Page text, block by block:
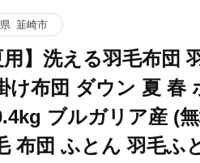
ア産 (無地 グレー) ダウンケット 羽毛
20743653]
韮崎市
用】洗える羽毛布団
け布団 ダウン 夏 春
ブルガリア産 (
布団 ふとん 羽毛ふ